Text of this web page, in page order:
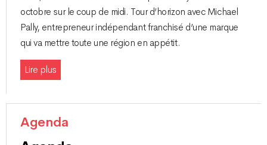
octobre sur le coup de midi. Tour d’horizon avec Michael
Pally, entrepreneur indépendant franchisé d’une marque
qui va mettre toute une région en appétit.
Lire plus
Agenda